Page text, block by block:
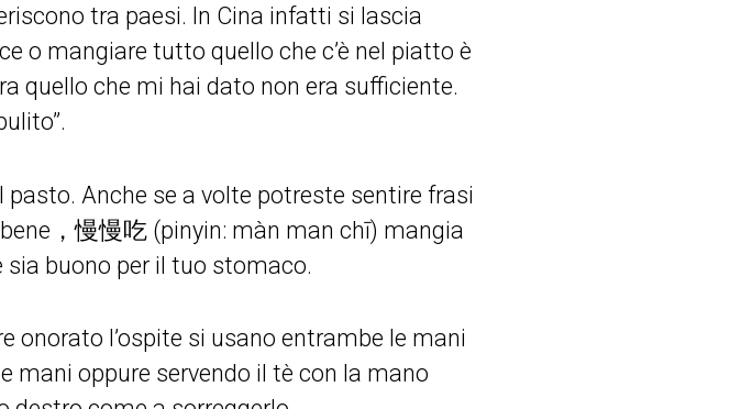
tra paesi. In Cina infatti si lascia
o mangiare tutto quello che c’è nel piatto è
quello che mi hai dato non era sufficiente.
Anche se a volte potreste sentire frasi
，慢慢吃 (pinyin: màn man chī) mangia
sia buono per il tuo stomaco.
onorato l’ospite si usano entrambe le mani
mani oppure servendo il tè con la mano